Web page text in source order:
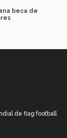
beca de
de flag football